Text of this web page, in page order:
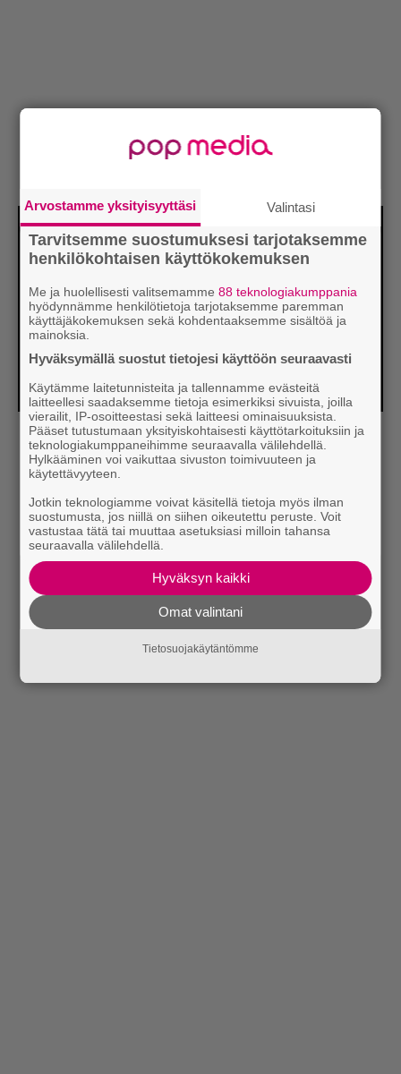
Lue myös: Tilaa Soundin uutiskirje ja tiedät mistä
kahvitauolla puhutaan! Nappaa ajankohtaiset musiikin
uutiset ja puheenaiheet suoraan sähköpostiin tästä.
Arvostamme yksityisyyttäsi Valintasi
Tarvitsemme suostumuksesi tarjotaksemme
henkilökohtaisen käyttökokemuksen
Me ja huolellisesti valitsemamme88 teknologiakumppania
hyödynnämme henkilötietoja tarjotaksemme paremman
käyttäjäkokemuksen sekä kohdentaaksemme sisältöä ja
mainoksia.
Hyväksymällä suostut tietojesi käyttöön seuraavasti
Käytämme laitetunnisteita ja tallennamme evästeitä
laitteellesi saadaksemme tietoja esimerkiksi sivuista, joilla
vierailit, IP-osoitteestasi sekä laitteesi ominaisuuksista.
Pääset tutustumaan yksityiskohtaisesti käyttötarkoituksiin ja
teknologiakumppaneihimme seuraavalla välilehdellä.
Hylkääminen voi vaikuttaa sivuston toimivuuteen ja
käytettävyyteen.
Jotkin teknologiamme voivat käsitellä tietoja myös ilman
suostumusta, jos niillä on siihen oikeutettu peruste. Voit
vastustaa tätä tai muuttaa asetuksiasi milloin tahansa
seuraavalla välilehdellä.
Hyväksyn kaikki
Omat valintani
Tietosuojakäytäntömme